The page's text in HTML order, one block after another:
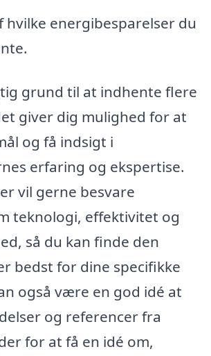
hvilke energibesparelser du
grund til at indhente flere
giver dig mulighed for at
og få indsigt i
erfaring og ekspertise.
vil gerne besvare
teknologi, effektivitet og
så du kan finde den
bedst for dine specifikke
også være en god idé at
og referencer fra
for at få en idé om,